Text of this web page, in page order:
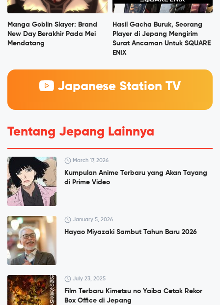
Manga Goblin Slayer: Brand
New Day Berakhir Pada Mei
Mendatang
Hasil Gacha Buruk, Seorang
Player di Jepang Mengirim
Surat Ancaman Untuk SQUARE
ENIX
Japanese Station TV
Tentang Jepang Lainnya
March 17, 2026
Kumpulan Anime Terbaru yang Akan Tayang
di Prime Video
January 5, 2026
Hayao Miyazaki Sambut Tahun Baru 2026
July 23, 2025
Film Terbaru Kimetsu no Yaiba Cetak Rekor
Box Office di Jepang